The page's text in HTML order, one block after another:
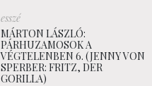
esszé
MÁRTON LÁSZLÓ:
PÁRHUZAMOSOK A
VÉGTELENBEN 6. (JENNY VON
SPERBER: FRITZ, DER
GORILLA)